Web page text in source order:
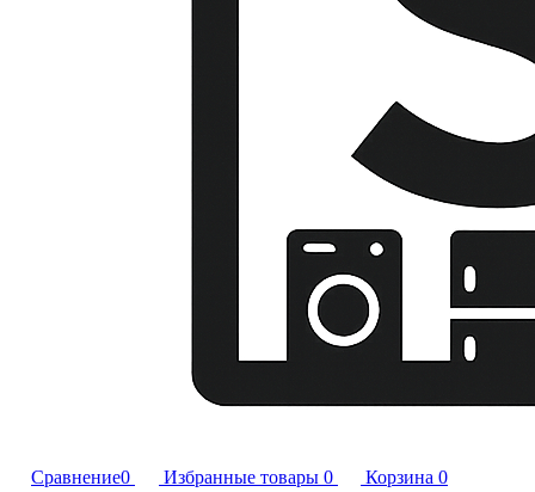
Сравнение0 Избранные товары 0 Корзина 0